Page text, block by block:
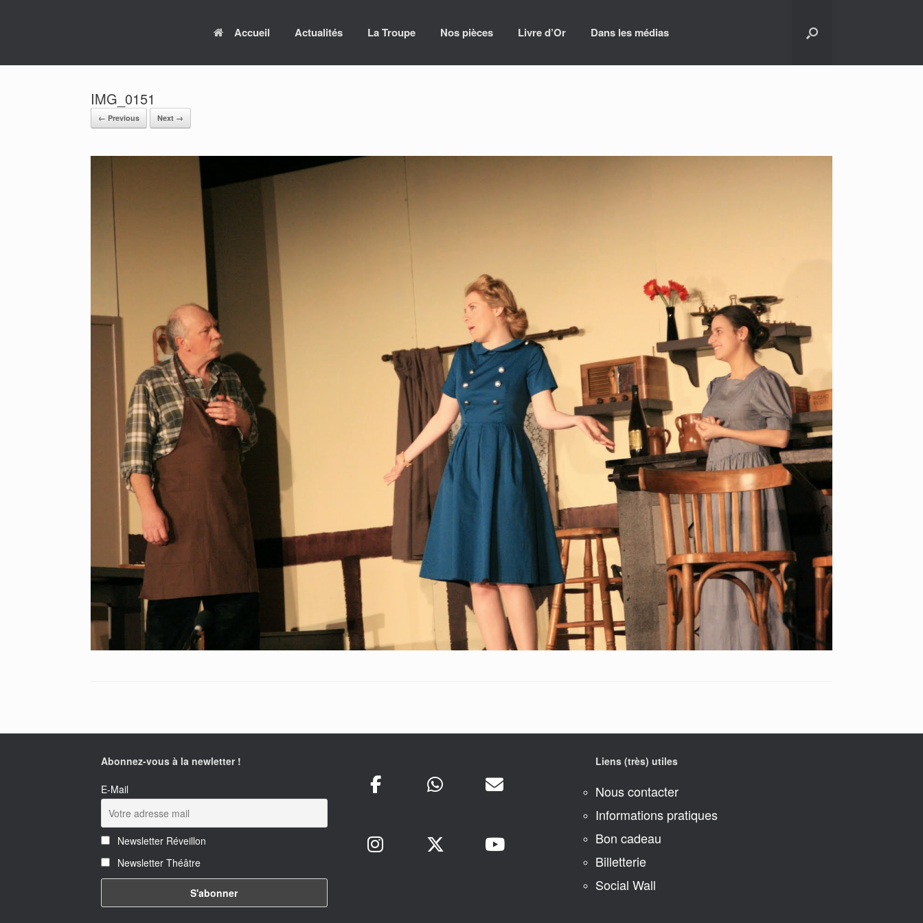
Accueil Actualités La Troupe Nos pièces Livre d’Or Dans les médias
IMG_0151
← Previous Next →
Abonnez-vous à la newletter !
E-Mail
Newsletter Réveillon
Newsletter Théâtre
Liens (très) utiles
Nous contacter
Informations pratiques
Bon cadeau
Billetterie
Social Wall